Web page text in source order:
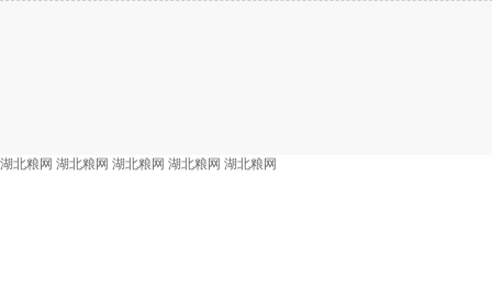
湖北粮网 湖北粮网 湖北粮网 湖北粮网 湖北粮网